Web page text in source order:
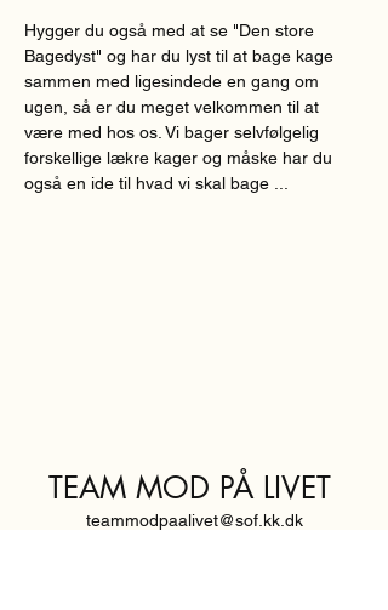
Hygger du også med at se "Den store
Bagedyst" og har du lyst til at bage kage
sammen med ligesindede en gang om
ugen, så er du meget velkommen til at
være med hos os. Vi bager selvfølgelig
forskellige lækre kager og måske har du
også en ide til hvad vi skal bage ...
TEAM MOD PÅ LIVET
teammodpaalivet@sof.kk.dk